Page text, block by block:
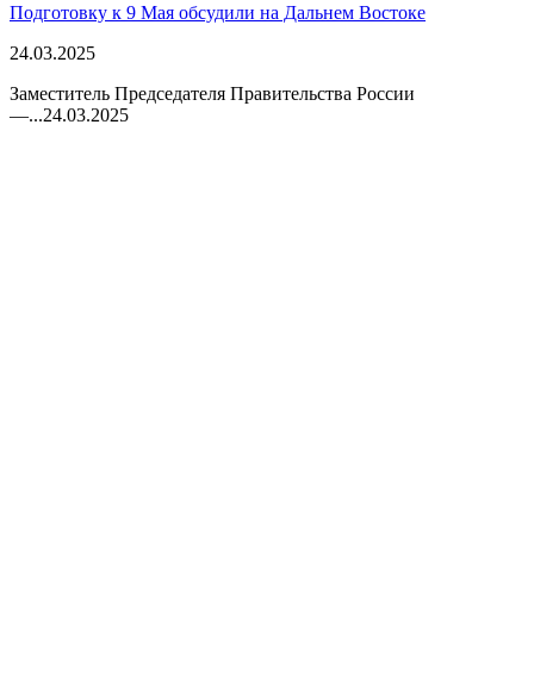
Подготовку к 9 Мая обсудили на Дальнем Востоке
24.03.2025
Заместитель Председателя Правительства России
—...24.03.2025